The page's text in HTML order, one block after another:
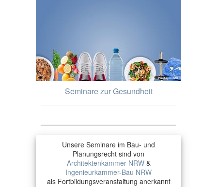
Seminare zur Gesundheit
Unsere Seminare im Bau- und
Planungsrecht sind von
Architektenkammer NRW&
Ingenieurkammer-Bau NRW
als Fortbildungsveranstaltung anerkannt